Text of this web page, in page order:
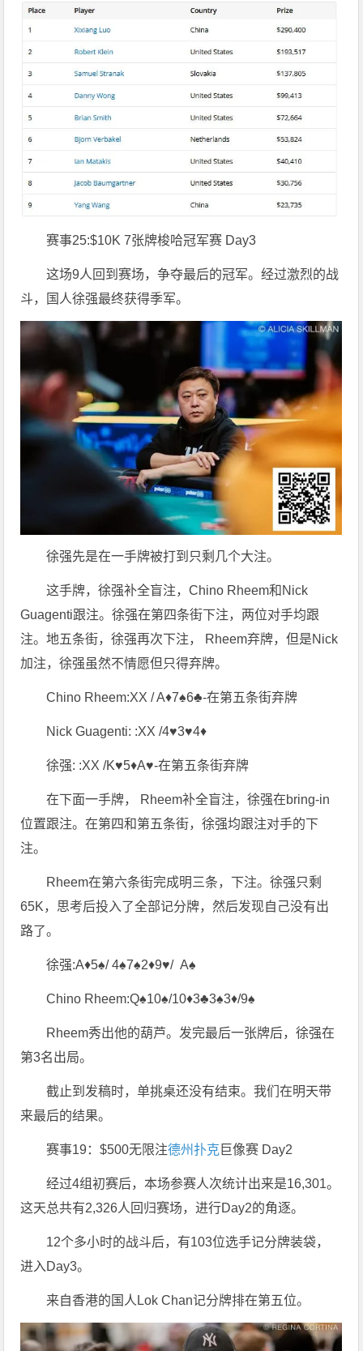
赛事25:$10K 7张牌梭哈冠军赛 Day3
这场9人回到赛场，争夺最后的冠军。经过激烈的战
斗，国人徐强最终获得季军。
徐强先是在一手牌被打到只剩几个大注。
这手牌，徐强补全盲注，Chino Rheem和Nick
Guagenti跟注。徐强在第四条街下注，两位对手均跟
注。地五条街，徐强再次下注， Rheem弃牌，但是Nick
加注，徐强虽然不情愿但只得弃牌。
Chino Rheem:XX / A♦7♠6♣-在第五条街弃牌
Nick Guagenti: :XX /4♥3♥4♦
徐强: :XX /K♥5♦A♥-在第五条街弃牌
在下面一手牌， Rheem补全盲注，徐强在bring-in
位置跟注。在第四和第五条街，徐强均跟注对手的下
注。
Rheem在第六条街完成明三条，下注。徐强只剩
65K，思考后投入了全部记分牌，然后发现自己没有出
路了。
徐强:A♦5♠/ 4♠7♠2♦9♥/ A♠
Chino Rheem:Q♠10♠/10♦3♣3♠3♦/9♠
Rheem秀出他的葫芦。发完最后一张牌后，徐强在
第3名出局。
截止到发稿时，单挑桌还没有结束。我们在明天带
来最后的结果。
赛事19：$500无限注德州扑克 巨像赛 Day2
经过4组初赛后，本场参赛人次统计出来是16,301。
这天总共有2,326人回归赛场，进行Day2的角逐。
12个多小时的战斗后，有103位选手记分牌装袋，
进入Day3。
来自香港的国人Lok Chan记分牌排在第五位。